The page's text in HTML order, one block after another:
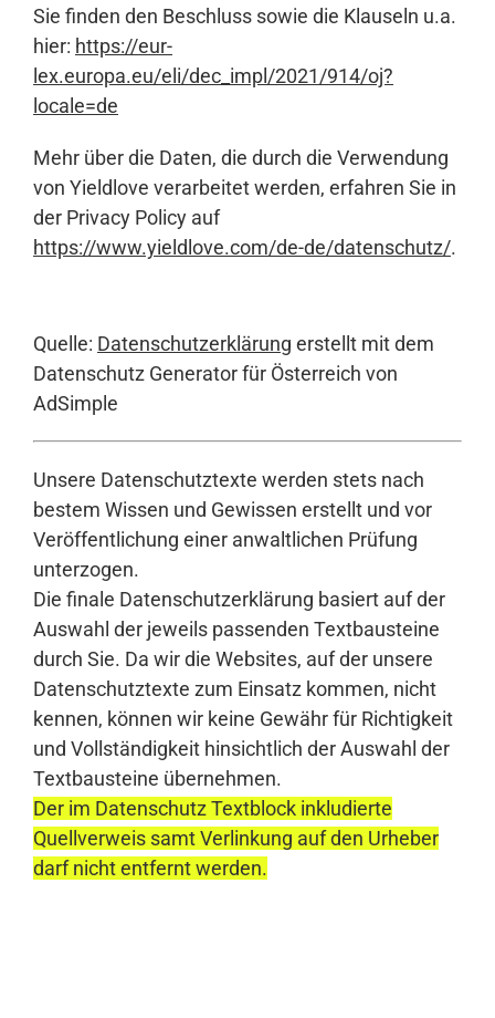
Sie finden den Beschluss sowie die Klauseln u.a.
hier: https://eur-
lex.europa.eu/eli/dec_impl/2021/914/oj?
locale=de
Mehr über die Daten, die durch die Verwendung
von Yieldlove verarbeitet werden, erfahren Sie in
der Privacy Policy auf
https://www.yieldlove.com/de-de/datenschutz/.
Quelle: Datenschutzerklärung erstellt mit dem
Datenschutz Generator für Österreich von
AdSimple
Unsere Datenschutztexte werden stets nach
bestem Wissen und Gewissen erstellt und vor
Veröffentlichung einer anwaltlichen Prüfung
unterzogen.
Die finale Datenschutzerklärung basiert auf der
Auswahl der jeweils passenden Textbausteine
durch Sie. Da wir die Websites, auf der unsere
Datenschutztexte zum Einsatz kommen, nicht
kennen, können wir keine Gewähr für Richtigkeit
und Vollständigkeit hinsichtlich der Auswahl der
Textbausteine übernehmen.
Der im Datenschutz Textblock inkludierte
Quellverweis samt Verlinkung auf den Urheber
darf nicht entfernt werden.